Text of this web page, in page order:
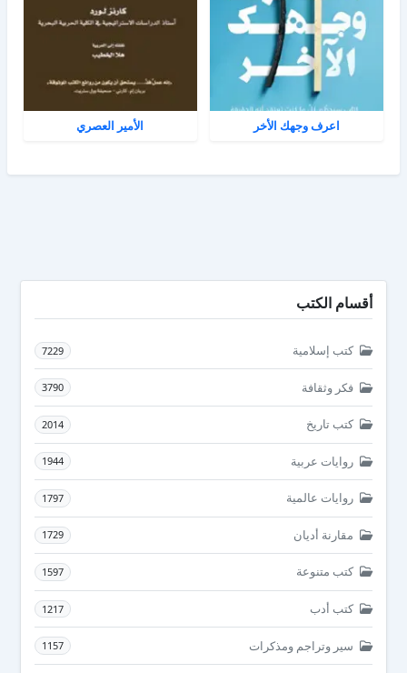
اعرف وجهك الأخر الأمير العصري
أقسام الكتب
كتب إسلامية 7229
فكر وثقافة 3790
كتب تاريخ 2014
روايات عربية 1944
روايات عالمية 1797
مقارنة أديان 1729
كتب متنوعة 1597
كتب أدب 1217
سير وتراجم ومذكرات 1157